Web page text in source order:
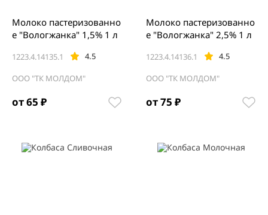
от 65 ₽
1223.4.14135.1 4.5
Молоко пастеризованно
е "Вологжанка" 1,5% 1 л
ООО "ТК МОЛДОМ"
от 75 ₽
1223.4.14136.1 4.5
Молоко пастеризованно
е "Вологжанка" 2,5% 1 л
ООО "ТК МОЛДОМ"